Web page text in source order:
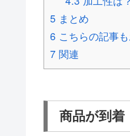
5 まとめ
6 こちらの記事
7 関連
商品が到着